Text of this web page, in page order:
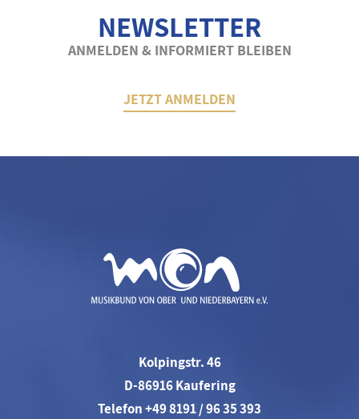
NEWSLETTER
ANMELDEN & INFORMIERT BLEIBEN
JETZT ANMELDEN
Kolpingstr. 46
D-86916 Kaufering
Telefon +49 8191 / 96 35 393